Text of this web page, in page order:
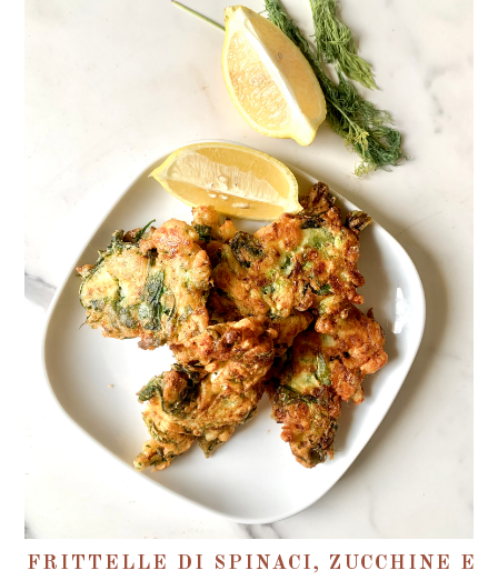
FRITTELLE DI SPINACI, ZUCCHINE E